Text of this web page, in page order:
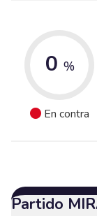
0 %
En contra
Partido